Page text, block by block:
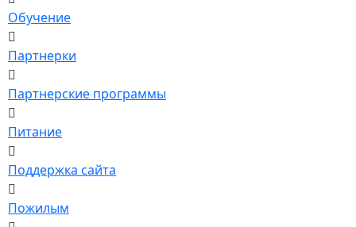
Обучение
Партнерки
Партнерские программы
Питание
Поддержка сайта
Пожилым